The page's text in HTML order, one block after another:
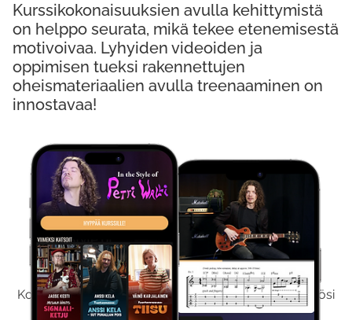
Kokeile Ilmaiseksi
Kokeilemalla ilmaiseksi saat koko sisältömme käyttöösi
viikon ajaksi.
Kurssikokonaisuuksien avulla kehittymistä
on helppo seurata, mikä tekee etenemisestä
motivoivaa. Lyhyiden videoiden ja
oppimisen tueksi rakennettujen
oheismateriaalien avulla treenaaminen on
innostavaa!